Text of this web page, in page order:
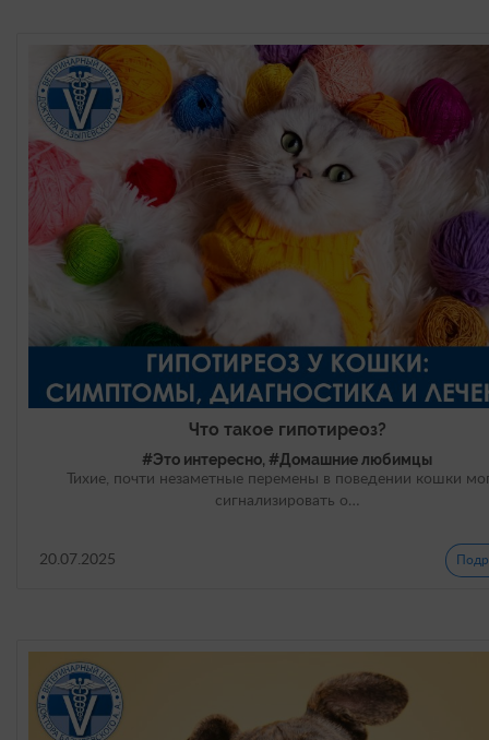
Что такое гипотиреоз?
#Это интересно, #Домашние любимцы
Тихие, почти незаметные перемены в поведении кошки
сигнализировать о…
20.07.2025